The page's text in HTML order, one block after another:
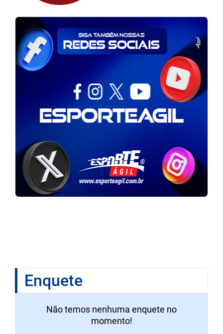
Enquete
Não temos nenhuma enquete no
momento!